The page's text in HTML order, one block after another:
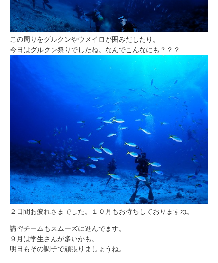
この周りをグルクンやウメイロが囲みだしたり。
今日はグルクン祭りでしたね。なんでこんなにも？？？
２日間お疲れさまでした。１０月もお待ちしておりますね。
講習チームもスムーズに進んでます。
９月は学生さんが多いかも。
明日もその調子で頑張りましょうね。